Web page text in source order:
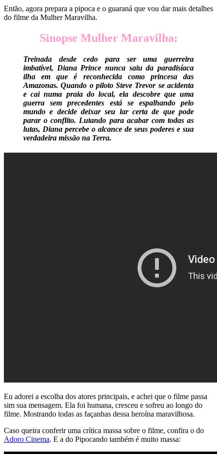
Então, agora prepara a pipoca e o guaraná que vou dar mais detalhes
do filme da Mulher Maravilha.
Sinopse Mulher Maravilha:
Treinada desde cedo para ser uma guerreira
imbatível, Diana Prince nunca saiu da paradisíaca
ilha em que é reconhecida como princesa das
Amazonas. Quando o piloto Steve Trevor se acidenta
e cai numa praia do local, ela descobre que uma
guerra sem precedentes está se espalhando pelo
mundo e decide deixar seu lar certa de que pode
parar o conflito. Lutando para acabar com todas as
lutas, Diana percebe o alcance de seus poderes e sua
verdadeira missão na Terra.
Eu adorei a escolha dos atores principais, e achei que o filme passa
sim sua mensagem. Ela foi humana, cresceu e sofreu ao longo do
filme. Mostrando todas as façanhas dessa heroína maravilhosa.
Caso queira conferir uma crítica massa sobre o filme, confira o do
Adoro Cinema. E a do Pipocando também é muito massa: